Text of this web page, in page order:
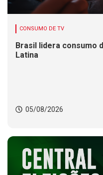
CONSUMO DE TV
Brasil lidera consumo
Latina
05/08/2026